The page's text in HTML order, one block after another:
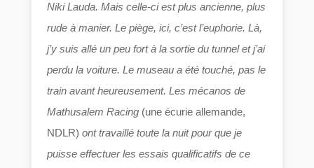
Niki Lauda. Mais celle-ci est plus ancienne, plus
rude à manier. Le piège, ici, c’est l’euphorie. Là,
j’y suis allé un peu fort à la sortie du tunnel et j’ai
perdu la voiture. Le museau a été touché, pas le
train avant heureusement. Les mécanos de
Mathusalem Racing (une écurie allemande,
NDLR) ont travaillé toute la nuit pour que je
puisse effectuer les essais qualificatifs de ce